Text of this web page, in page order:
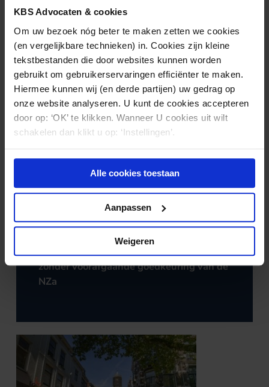
KBS Advocaten & cookies
Om uw bezoek nóg beter te maken zetten we cookies
(en vergelijkbare technieken) in. Cookies zijn kleine
tekstbestanden die door websites kunnen worden
gebruikt om gebruikerservaringen efficiënter te maken.
Hiermee kunnen wij (en derde partijen) uw gedrag op
onze website analyseren. U kunt de cookies accepteren
door op: ‘OK’ te klikken. Wanneer U cookies uit wilt
schakelen dan klikt u op: ‘Instellingen’.
Alle cookies toestaan
Aanpassen
Weigeren
verworpen
MEDEDINGINGSRECHT
Zorgaanbieder krijgt boete voor overname
zonder voorafgaande goedkeuring van de
NZa